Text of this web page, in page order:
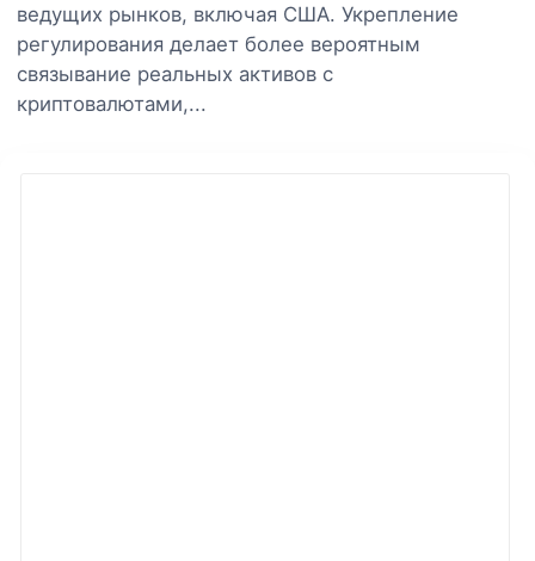
ведущих рынков, включая США. Укрепление
регулирования делает более вероятным
связывание реальных активов с
криптовалютами,...